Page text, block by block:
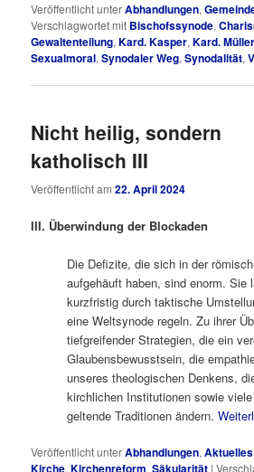
Veröffentlicht unterAbhandlungen,
Verschlagwortet mit Bischofssynode,
Gewaltenteilung,Kard. Kasper,Kard. Müller
Sexualmoral,Synodaler Weg,Synodalität,
Nicht heilig, sondern
katholisch III
Veröffentlicht am22. April 2024
III. Überwindung der Blockaden
Die Defizite, die sich in der
aufgehäuft haben, sind enorm. Sie
kurzfristig durch taktische
eine Weltsynode regeln. Zu ihrer
tiefgreifender Strategien, die ein
Glaubensbewusstsein, die
unseres theologischen Denkens,
kirchlichen Institutionen sowie
geltende Traditionen ändern.
Veröffentlicht unterAbhandlungen,Aktuelles
Kirche,Kirchenreform,Säkularität |